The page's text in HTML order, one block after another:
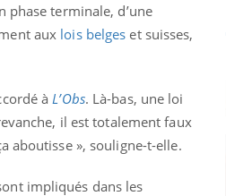
terminale, d’une
aux lois belges et suisses,
à L’Obs. Là-bas, une loi
il est totalement faux
aboutisse », souligne-t-elle.
impliqués dans les